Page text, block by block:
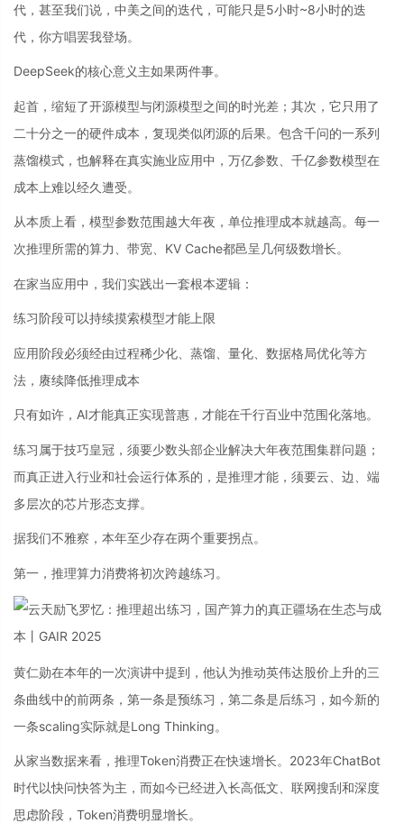
代，甚至我们说，中美之间的迭代，可能只是5小时~8小时的迭
代，你方唱罢我登场。
DeepSeek的核心意义主如果两件事。
起首，缩短了开源模型与闭源模型之间的时光差；其次，它只用了
二十分之一的硬件成本，复现类似闭源的后果。包含千问的一系列
蒸馏模式，也解释在真实施业应用中，万亿参数、千亿参数模型在
成本上难以经久遭受。
从本质上看，模型参数范围越大年夜，单位推理成本就越高。每一
次推理所需的算力、带宽、KV Cache都邑呈几何级数增长。
在家当应用中，我们实践出一套根本逻辑：
练习阶段可以持续摸索模型才能上限
应用阶段必须经由过程稀少化、蒸馏、量化、数据格局优化等方
法，赓续降低推理成本
只有如许，AI才能真正实现普惠，才能在千行百业中范围化落地。
练习属于技巧皇冠，须要少数头部企业解决大年夜范围集群问题；
而真正进入行业和社会运行体系的，是推理才能，须要云、边、端
多层次的芯片形态支撑。
据我们不雅察，本年至少存在两个重要拐点。
第一，推理算力消费将初次跨越练习。
黄仁勋在本年的一次演讲中提到，他认为推动英伟达股价上升的三
条曲线中的前两条，第一条是预练习，第二条是后练习，如今新的
一条scaling实际就是Long Thinking。
从家当数据来看，推理Token消费正在快速增长。2023年ChatBot
时代以快问快答为主，而如今已经进入长高低文、联网搜刮和深度
思虑阶段，Token消费明显增长。